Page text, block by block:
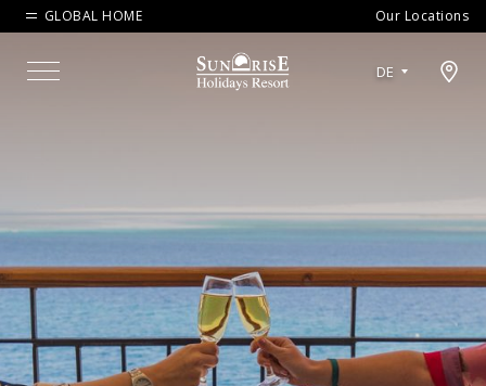
GLOBAL HOME Our Locations
Menu
DE
Open map modal